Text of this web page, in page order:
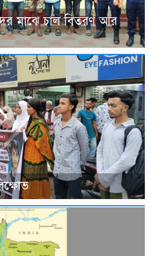
মাঝে চাল বিতরণ আর